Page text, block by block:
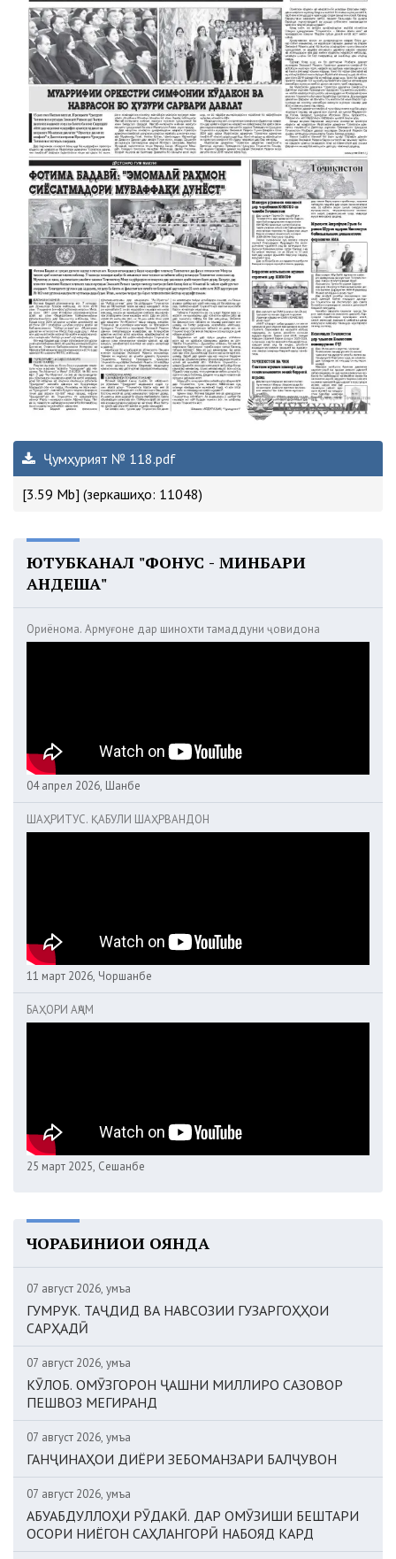
Ҷумҳурият № 118.pdf
[3.59 Mb] (зеркашиҳо: 11048)
ЮТУБКАНАЛ "ФОНУС - МИНБАРИ
АНДЕША"
Ориёнома. Армуғоне дар шинохти тамаддуни ҷовидона
04 апрел 2026, Шанбе
ШАҲРИТУС. ҚАБУЛИ ШАҲРВАНДОН
11 март 2026, Чоршанбе
БАҲОРИ АҶАМ
25 март 2025, Сешанбе
ЧОРАБИНИҲОИ ОЯНДА
07 август 2026, Ҷумъа
ГУМРУК. ТАҶДИД ВА НАВСОЗИИ ГУЗАРГОҲҲОИ
САРҲАДӢ
07 август 2026, Ҷумъа
КӮЛОБ. ОМӮЗГОРОН ҶАШНИ МИЛЛИРО САЗОВОР
ПЕШВОЗ МЕГИРАНД
07 август 2026, Ҷумъа
ГАНҶИНАҲОИ ДИЁРИ ЗЕБОМАНЗАРИ БАЛҶУВОН
07 август 2026, Ҷумъа
АБУАБДУЛЛОҲИ РӮДАКӢ. ДАР ОМӮЗИШИ БЕШТАРИ
ОСОРИ НИЁГОН САҲЛАНГОРӢ НАБОЯД КАРД